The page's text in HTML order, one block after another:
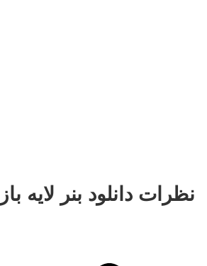
نظرات دانلود بنر لایه